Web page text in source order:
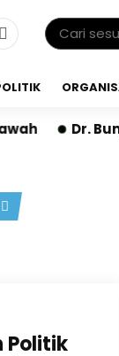
Bunyamin
Politik